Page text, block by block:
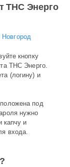
ТНС Энерго
кнопку
ТНС Энерго.
(логину) и
под
нужно
капчу и
входа.